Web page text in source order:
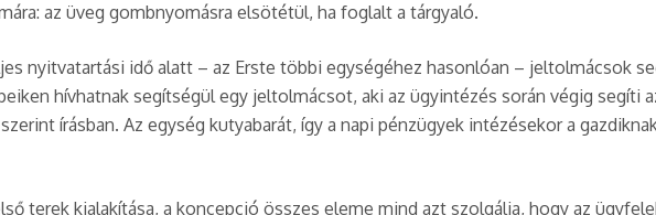
az üveg gombnyomásra elsötétül, ha foglalt a tárgyaló.
nyitvatartási idő alatt – az Erste többi egységéhez hasonlóan – jeltolmácsok
hívhatnak segítségül egy jeltolmácsot, aki az ügyintézés során végig segíti
írásban. Az egység kutyabarát, így a napi pénzügyek intézésekor a
terek kialakítása, a koncepció összes eleme mind azt szolgálja, hogy az